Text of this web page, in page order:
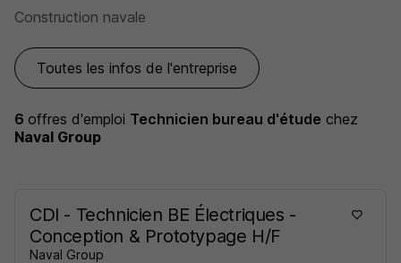
Construction navale
Toutes les infos de l'entreprise
6 offres d'emploi Technicien bureau d'étude chez
Naval Group
CDI - Technicien BE Électriques -
Conception & Prototypage H/F
Naval Group